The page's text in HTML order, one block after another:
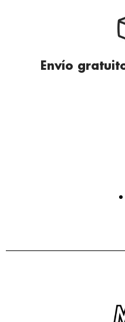
Envío